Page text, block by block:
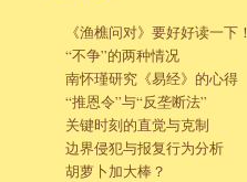
《渔樵问对》要好好读一下！
“不争”的两种情况
南怀瑾研究《易经》的心得
“推恩令”与“反垄断法”
关键时刻的直觉与克制
边界侵犯与报复行为分析
胡萝卜加大棒？